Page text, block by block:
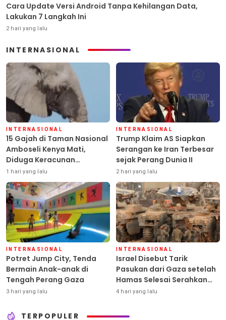
Cara Update Versi Android Tanpa Kehilangan Data,
Lakukan 7 Langkah Ini
2 hari yang lalu
INTERNASIONAL
INTERNASIONAL
15 Gajah di Taman Nasional
Amboseli Kenya Mati,
Diduga Keracunan
Pestisida
1 hari yang lalu
INTERNASIONAL
Trump Klaim AS Siapkan
Serangan ke Iran Terbesar
sejak Perang Dunia II
2 hari yang lalu
INTERNASIONAL
Potret Jump City, Tenda
Bermain Anak-anak di
Tengah Perang Gaza
3 hari yang lalu
INTERNASIONAL
Israel Disebut Tarik
Pasukan dari Gaza setelah
Hamas Selesai Serahkan
Senjata
4 hari yang lalu
TERPOPULER